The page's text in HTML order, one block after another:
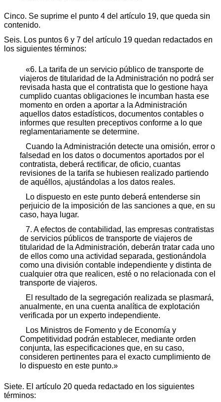
Cinco. Se suprime el punto 4 del artículo 19, que queda sin
contenido.
Seis. Los puntos 6 y 7 del artículo 19 quedan redactados en
los siguientes términos:
«6. La tarifa de un servicio público de transporte de
viajeros de titularidad de la Administración no podrá ser
revisada hasta que el contratista que lo gestione haya
cumplido cuantas obligaciones le incumban hasta ese
momento en orden a aportar a la Administración
aquellos datos estadísticos, documentos contables o
informes que resulten preceptivos conforme a lo que
reglamentariamente se determine.
Cuando la Administración detecte una omisión, error o
falsedad en los datos o documentos aportados por el
contratista, deberá rectificar, de oficio, cuantas
revisiones de la tarifa se hubiesen realizado partiendo
de aquéllos, ajustándolas a los datos reales.
Lo dispuesto en este punto deberá entenderse sin
perjuicio de la imposición de las sanciones a que, en su
caso, haya lugar.
7. A efectos de contabilidad, las empresas contratistas
de servicios públicos de transporte de viajeros de
titularidad de la Administración, deberán tratar cada uno
de ellos como una actividad separada, gestionándola
como una división contable independiente y distinta de
cualquier otra que realicen, esté o no relacionada con el
transporte de viajeros.
El resultado de la segregación realizada se plasmará,
anualmente, en una cuenta analítica de explotación
verificada por un experto independiente.
Los Ministros de Fomento y de Economía y
Competitividad podrán establecer, mediante orden
conjunta, las especificaciones que, en su caso,
consideren pertinentes para el exacto cumplimiento de
lo dispuesto en este punto.»
Siete. El artículo 20 queda redactado en los siguientes
términos: